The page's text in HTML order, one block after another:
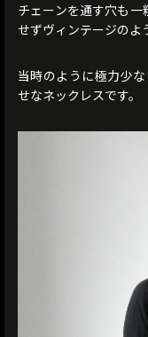
チェーンを通す穴も
せずヴィンテージのよ
当時のように極力少
せなネックレスです。